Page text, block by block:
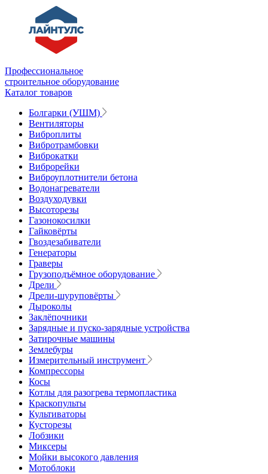
Профессиональное
строительное оборудование
Каталог товаров
Болгарки (УШМ)
Вентиляторы
Виброплиты
Вибротрамбовки
Виброкатки
Виброрейки
Виброуплотнители бетона
Водонагреватели
Воздуходувки
Высоторезы
Газонокосилки
Гайковёрты
Гвоздезабиватели
Генераторы
Граверы
Грузоподъёмное оборудование
Дрели
Дрели-шуруповёрты
Дыроколы
Заклёпочники
Зарядные и пуско-зарядные устройства
Затирочные машины
Землебуры
Измерительный инструмент
Компрессоры
Косы
Котлы для разогрева термопластика
Краскопульты
Культиваторы
Кусторезы
Лобзики
Миксеры
Мойки высокого давления
Мотоблоки